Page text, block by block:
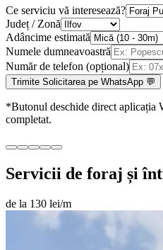
Ce serviciu vă interesează?
Județ / Zonă
Adâncime estimată
Numele dumneavoastră
Număr de telefon (opțional)
Trimite Solicitarea pe WhatsApp 💬
*Butonul deschide direct aplicația
completat.
Servicii de foraj și
de la 130 lei/m